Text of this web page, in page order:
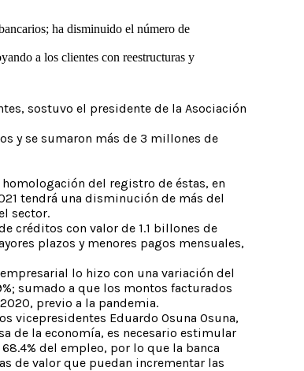
ha disminuido el número de
a los clientes con reestructuras y
sostuvo el presidente de la Asociación
y se sumaron más de 3 millones de
del registro de éstas, en
tendrá una disminución de más del
sector.
créditos con valor de 1.1 billones de
plazos y menores pagos mensuales,
lo hizo con una variación del
sumado a que los montos facturados
previo a la pandemia.
vicepresidentes Eduardo Osuna Osuna,
de la economía, es necesario estimular
del empleo, por lo que la banca
de valor que puedan incrementar las